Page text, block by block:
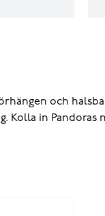
och
Kolla in Pandoras